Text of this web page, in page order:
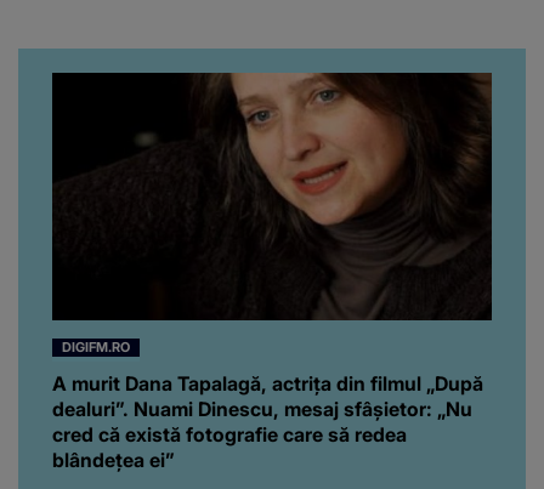
artistă i-a lăsat MASCĂ
pe toți. De data aceasta,
chiar a rupt tăcerea:
”Poate că aveam să ne
spunem, să ne...”
DIGIFM.RO
A murit Dana Tapalagă, actrița din filmul „După
dealuri”. Nuami Dinescu, mesaj sfâșietor: „Nu
cred că există fotografie care să redea
blândețea ei”